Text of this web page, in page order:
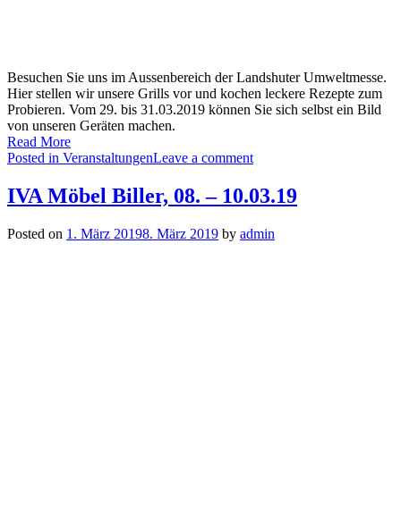
Besuchen Sie uns im Aussenbereich der Landshuter Umweltmesse.
Hier stellen wir unsere Grills vor und kochen leckere Rezepte zum
Probieren. Vom 29. bis 31.03.2019 können Sie sich selbst ein Bild
von unseren Geräten machen.
Read More
Posted in VeranstaltungenLeave a comment
IVA Möbel Biller, 08. – 10.03.19
Posted on 1. März 20198. März 2019 by admin